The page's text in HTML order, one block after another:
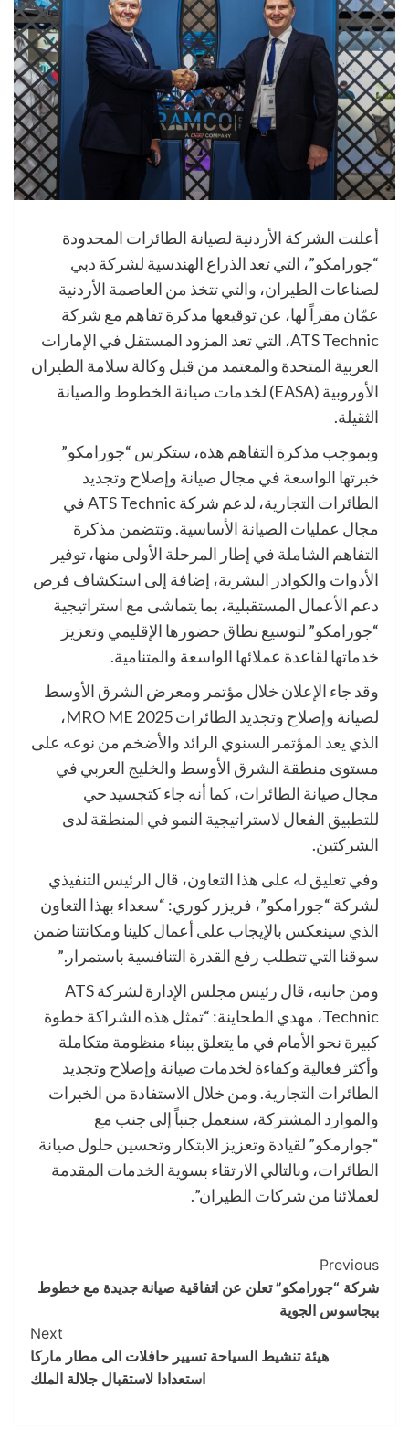
أعلنت الشركة الأردنية لصيانة الطائرات المحدودة
“جورامكو”، التي تعد الذراع الهندسية لشركة دبي
لصناعات الطيران، والتي تتخذ من العاصمة الأردنية
عمّان مقراً لها، عن توقيعها مذكرة تفاهم مع شركة
ATS Technic، التي تعد المزود المستقل في الإمارات
العربية المتحدة والمعتمد من قبل وكالة سلامة الطيران
الأوروبية (EASA) لخدمات صيانة الخطوط والصيانة
الثقيلة.
وبموجب مذكرة التفاهم هذه، ستكرس “جورامكو”
خبرتها الواسعة في مجال صيانة وإصلاح وتجديد
الطائرات التجارية، لدعم شركة ATS Technic في
مجال عمليات الصيانة الأساسية. وتتضمن مذكرة
التفاهم الشاملة في إطار المرحلة الأولى منها، توفير
الأدوات والكوادر البشرية، إضافة إلى استكشاف فرص
دعم الأعمال المستقبلية، بما يتماشى مع استراتيجية
“جورامكو” لتوسيع نطاق حضورها الإقليمي وتعزيز
خدماتها لقاعدة عملائها الواسعة والمتنامية.
وقد جاء الإعلان خلال مؤتمر ومعرض الشرق الأوسط
لصيانة وإصلاح وتجديد الطائرات MRO ME 2025،
الذي يعد المؤتمر السنوي الرائد والأضخم من نوعه على
مستوى منطقة الشرق الأوسط والخليج العربي في
مجال صيانة الطائرات، كما أنه جاء كتجسيد حي
للتطبيق الفعال لاستراتيجية النمو في المنطقة لدى
الشركتين.
وفي تعليق له على هذا التعاون، قال الرئيس التنفيذي
لشركة “جورامكو”، فريزر كوري: “سعداء بهذا التعاون
الذي سينعكس بالإيجاب على أعمال كلينا ومكانتنا ضمن
سوقنا التي تتطلب رفع القدرة التنافسية باستمرار.”
ومن جانبه، قال رئيس مجلس الإدارة لشركة ATS
Technic، مهدي الطحاينة: “تمثل هذه الشراكة خطوة
كبيرة نحو الأمام في ما يتعلق ببناء منظومة متكاملة
وأكثر فعالية وكفاءة لخدمات صيانة وإصلاح وتجديد
الطائرات التجارية. ومن خلال الاستفادة من الخبرات
والموارد المشتركة، سنعمل جنباً إلى جنب مع
“جوارمكو” لقيادة وتعزيز الابتكار وتحسين حلول صيانة
الطائرات، وبالتالي الارتقاء بسوية الخدمات المقدمة
لعملائنا من شركات الطيران”.
Post
Navigation
Previous
شركة “جورامكو” تعلن عن اتفاقية صيانة جديدة مع خطوط
بيجاسوس الجوية
Next
هيئة تنشيط السياحة تسيير حافلات الى مطار ماركا
استعدادا لاستقبال جلالة الملك